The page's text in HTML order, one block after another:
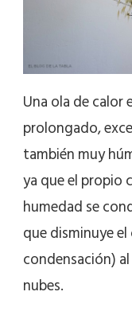
Una ola de calor
prolongado,
también muy
ya que el propio
humedad se
que disminuye
condensación)
nubes.